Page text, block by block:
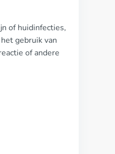
of huidinfecties,
gebruik van
of andere